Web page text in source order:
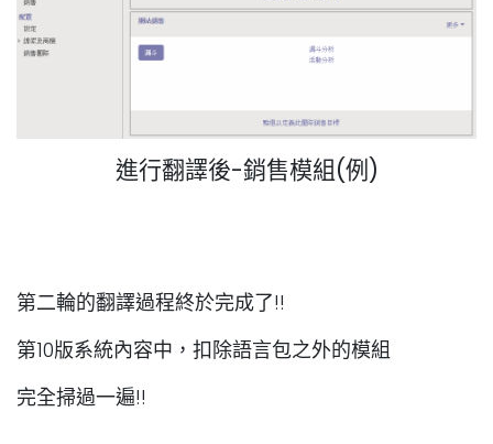
進行翻譯後-銷售模組(例)
第二輪的翻譯過程終於完成了!!
第10版系統內容中，扣除語言包之外的模組
完全掃過一遍!!